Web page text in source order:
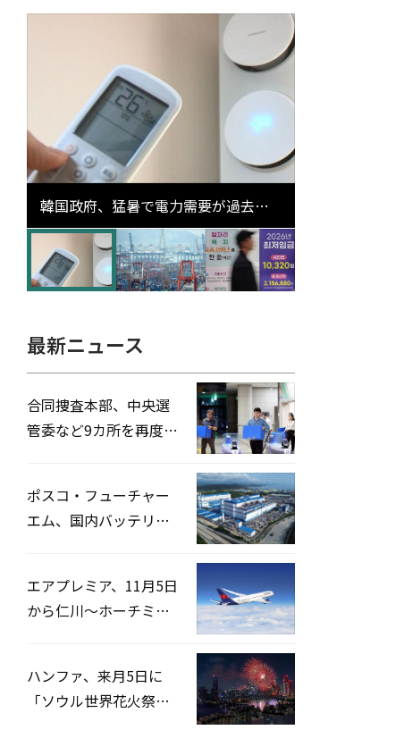
韓国政府、猛暑で電力需要が過去最
高更新の可能性に需給対応体制を点
検
最新ニュース
合同捜査本部、中央選
管委など9カ所を再度家
ポスコ・フューチャー
エム、国内バッテリー
エアプレミア、11月5日
から仁川〜ホーチミン
ハンファ、来月5日に
「ソウル世界花火祭り